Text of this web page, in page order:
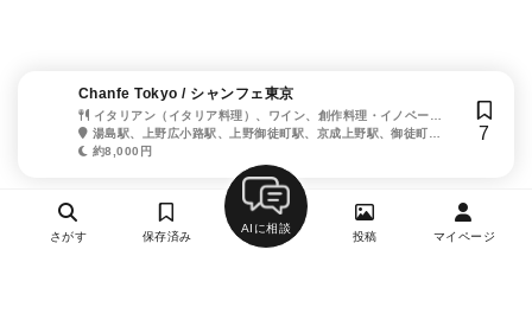
Chanfe Tokyo / シャンフェ東京
イタリアン（イタリア料理）、ワイン、創作料理・イノベーテ
ィブ・フュージョン
湯島駅、上野広小路駅、上野御徒町駅、京成上野駅、御徒町
駅、仲御徒町駅
約8,000円
7
さがす 保存済み
AIに相談
投稿 マイページ